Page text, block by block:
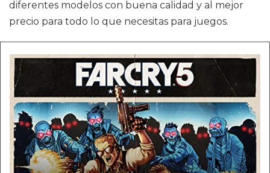
diferentes modelos con buena calidad y al mejor
precio para todo lo que necesitas para juegos.